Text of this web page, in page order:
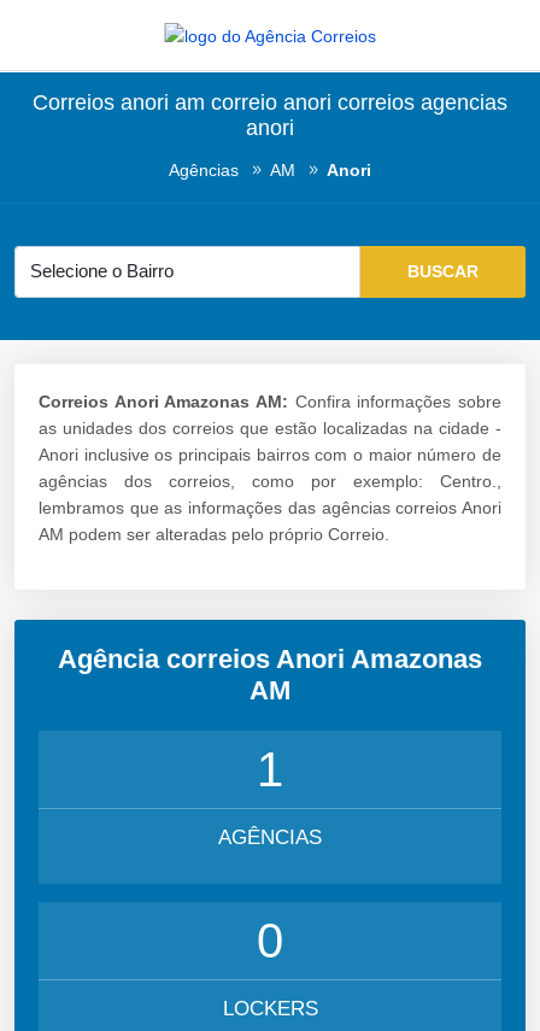
Correios anori am correio anori correios agencias
anori
Agências AM Anori
Correios Anori Amazonas AM: Confira informações sobre
as unidades dos correios que estão localizadas na cidade -
Anori inclusive os principais bairros com o maior número de
agências dos correios, como por exemplo: Centro.,
lembramos que as informações das agências correios Anori
AM podem ser alteradas pelo próprio Correio.
Agência correios Anori Amazonas
AM
1
AGÊNCIAS
0
LOCKERS